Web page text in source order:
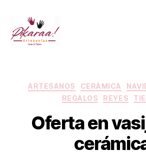
ARTESANOS CERÁMICA
REGALOS
REYES
Oferta en